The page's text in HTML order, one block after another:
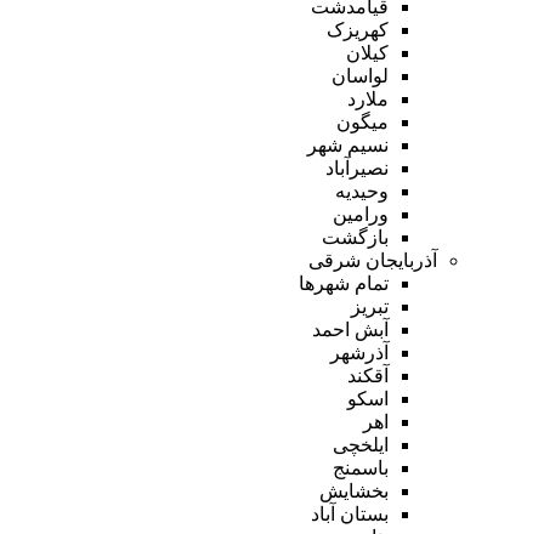
قیامدشت
کهریزک
کیلان
لواسان
ملارد
میگون
نسیم شهر
نصیرآباد
وحیدیه
ورامین
بازگشت
آذربایجان شرقی
تمام شهر‌ها
تبریز
آبش احمد
آذرشهر
آقکند
اسکو
اهر
ایلخچی
باسمنج
بخشایش
بستان آباد